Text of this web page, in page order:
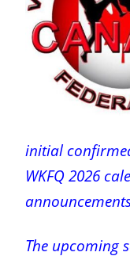
initial
WKFQ 2026
The upcoming